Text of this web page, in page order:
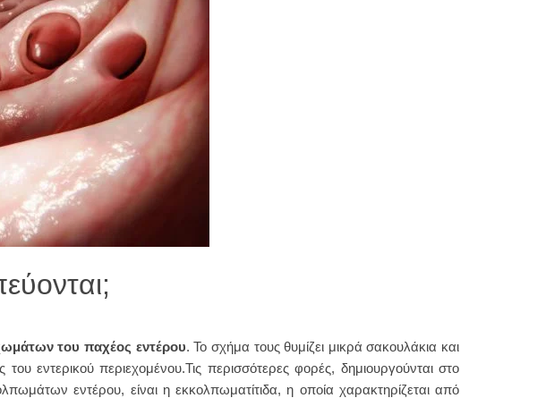
του παχέος εντέρου. Το σχήμα τους θυμίζει μικρά σακουλάκια και
εντερικού περιεχομένου.Τις περισσότερες φορές, δημιουργούνται στο
εντέρου, είναι η εκκολπωματίτιδα, η οποία χαρακτηρίζεται από